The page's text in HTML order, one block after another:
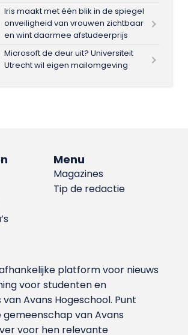
Iris maakt met één blik in de spiegel
onveiligheid van vrouwen zichtbaar
en wint daarmee afstudeerprijs
Microsoft de deur uit? Universiteit
Utrecht wil eigen mailomgeving
Menu
Magazines
Tip de redactie
platform voor nieuws
voor studenten en
Avans Hoge­school. Punt
van Avans
voor hen relevante